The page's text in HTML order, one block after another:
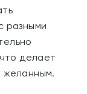
разными
делает
желанным.